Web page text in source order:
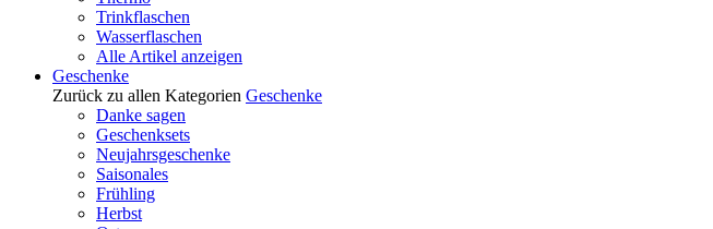
Trinkflaschen
Wasserflaschen
Alle Artikel anzeigen
Geschenke
Zurück zu allen Kategorien Geschenke
Danke sagen
Geschenksets
Neujahrsgeschenke
Saisonales
Frühling
Herbst